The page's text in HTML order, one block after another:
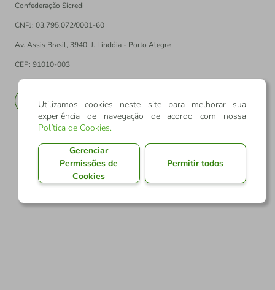
Confederação Sicredi
CNPJ: 03.795.072/0001-60
Av. Assis Brasil, 3940, J. Lindóia - Porto Alegre
CEP: 91010-003
EN
Utilizamos cookies neste site para melhorar sua
experiência de navegação de acordo com nossa
Política de Cookies.
Gerenciar
Permissões de
Cookies
Permitir todos